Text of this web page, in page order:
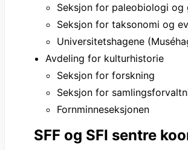
Seksjon for paleobiologi og
Seksjon for taksonomi og
Universitetshagene
Avdeling for kulturhistorie
Seksjon for forskning
Seksjon for
Fornminneseksjonen
SFF og SFI sentre